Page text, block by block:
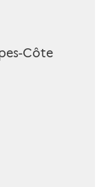
Côte